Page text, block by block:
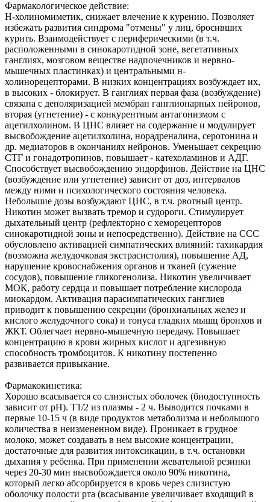
Фармакологическое действие:
Н-холиномиметик, снижает влечение к курению. Позволяет
избежать развития синдрома "отмены" у лиц, бросивших
курить. Взаимодействует с периферическими (в т.ч.
расположенными в синокаротидной зоне, вегетативных
ганглиях, мозговом веществе надпочечников и нервно-
мышечных пластинках) и центральными н-
холинорецепторами. В низких концентрациях возбуждает их,
в высоких - блокирует. В ганглиях первая фаза (возбуждение)
связана с деполяризацией мембран ганглионарных нейронов,
вторая (угнетение) - с конкурентным антагонизмом с
ацетилхолином. В ЦНС влияет на содержание и модулирует
высвобождение ацетилхолина, норадреналина, серотонина и
др. медиаторов в окончаниях нейронов. Уменьшает секрецию
СТГ и гонадотропинов, повышает - катехоламинов и АДГ.
Способствует высвобождению эндорфинов. Действие на ЦНС
(возбуждение или угнетение) зависит от доз, интервалов
между ними и психологического состояния человека.
Небольшие дозы возбуждают ЦНС, в т.ч. рвотный центр.
Никотин может вызвать тремор и судороги. Стимулирует
дыхательный центр (рефлекторно с хеморецепторов
синокаротидной зоны и непосредственно). Действие на ССС
обусловлено активацией симпатических влияний: тахикардия
(возможна желудочковая экстрасистолия), повышение АД,
нарушение кровоснабжения органов и тканей (сужение
сосудов), повышение гликогенолиза. Никотин увеличивает
МОК, работу сердца и повышает потребление кислорода
миокардом. Активация парасимпатических ганглиев
приводит к повышению секреции (бронхиальных желез и
кислого желудочного сока) и тонуса гладких мышц бронхов и
ЖКТ. Облегчает нервно-мышечную передачу. Повышает
концентрацию в крови жирных кислот и адгезивную
способность тромбоцитов. К никотину постепенно
развивается привыкание.
Фармакокинетика:
Хорошо всасывается со слизистых оболочек (биодоступность
зависит от pH). T1/2 из плазмы - 2 ч. Выводится почками в
первые 10-15 ч (в виде продуктов метаболизма и небольшого
количества в неизмененном виде). Проникает в грудное
молоко, может создавать в нем высокие концентрации,
достаточные для развития интоксикации, в т.ч. остановки
дыхания у ребенка. При применении жевательной резинки
через 20-30 мин высвобождается около 90% никотина,
который легко абсорбируется в кровь через слизистую
оболочку полости рта (всасывание увеличивает входящий в